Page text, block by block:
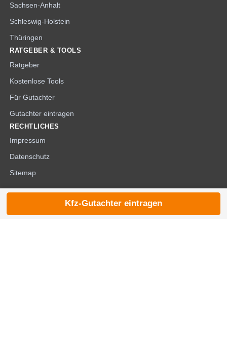
Sachsen-Anhalt
Schleswig-Holstein
Thüringen
RATGEBER & TOOLS
Ratgeber
Kostenlose Tools
Für Gutachter
Gutachter eintragen
RECHTLICHES
Impressum
Datenschutz
Sitemap
© 2026 die-kfzgutachter.de
Kfz-Gutachter eintragen